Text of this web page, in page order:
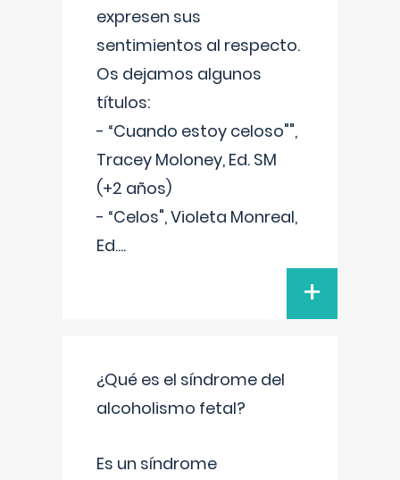
expresen sus
sentimientos al respecto.
Os dejamos algunos
títulos:
- “Cuando estoy celoso"",
Tracey Moloney, Ed. SM
(+2 años)
- “Celos", Violeta Monreal,
Ed....
+
¿Qué es el síndrome del
alcoholismo fetal?
Es un síndrome